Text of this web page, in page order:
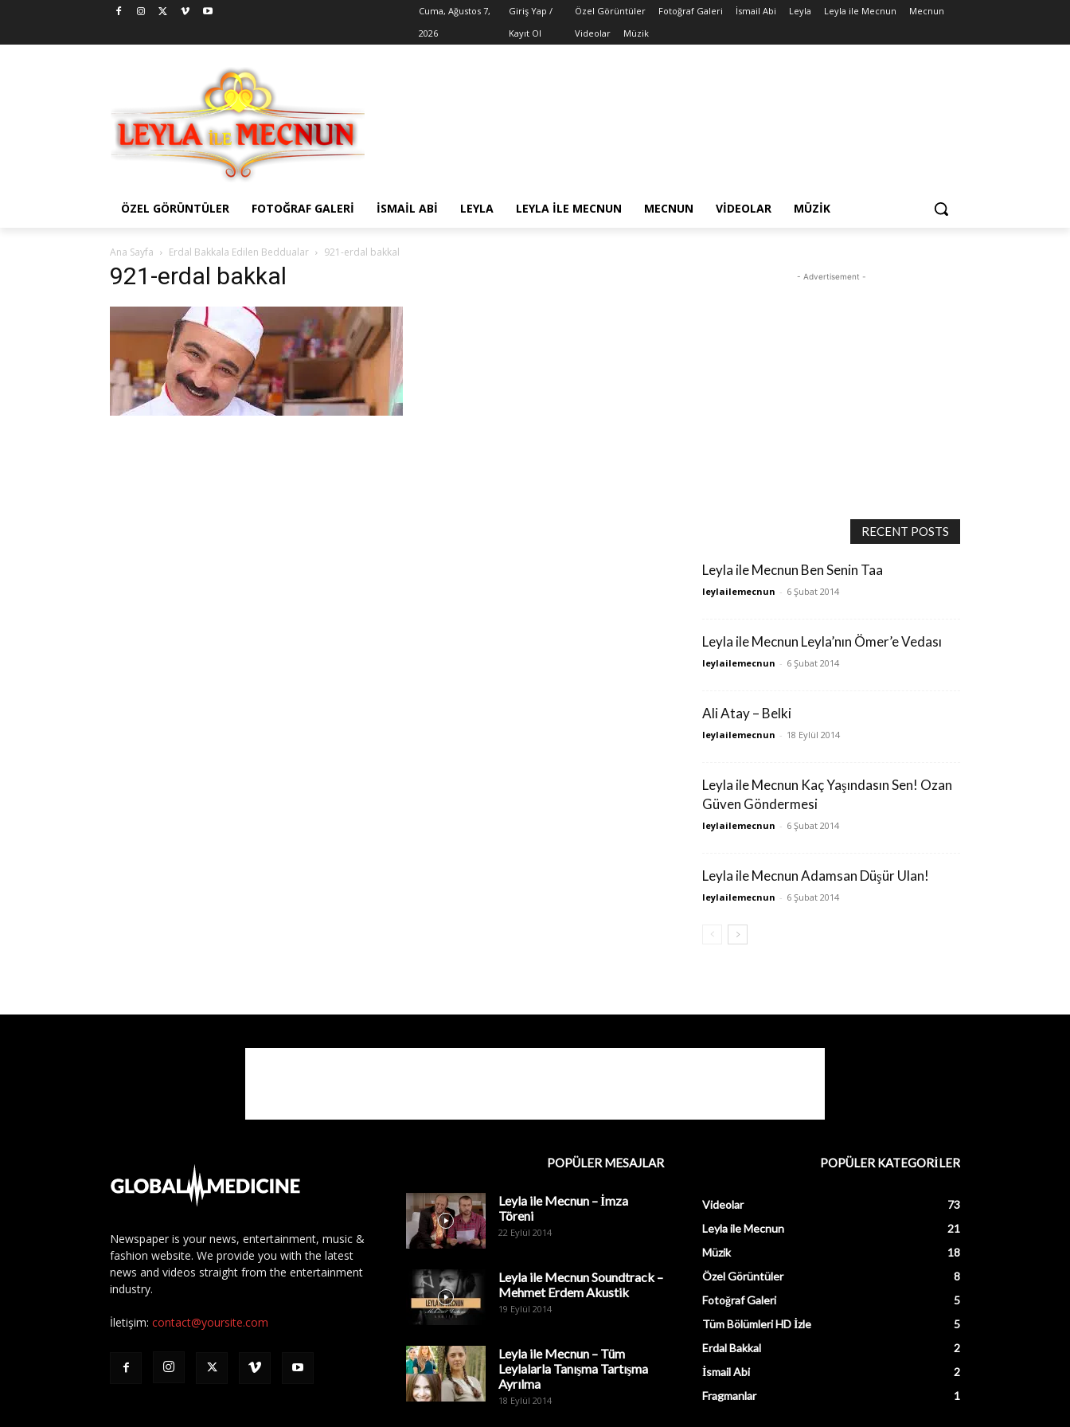
Cuma, Ağustos 7,
2026
Giriş Yap /
Kayıt Ol
Özel Görüntüler Fotoğraf Galeri İsmail Abi Leyla Leyla ile Mecnun
Mecnun
Videolar
Müzik
ÖZEL GÖRÜNTÜLER FOTOĞRAF GALERI İSMAIL ABI LEYLA LEYLA ILE MECNUN MECNUN VIDEOLAR MÜZIK
Ana Sayfa Erdal Bakkala Edilen Beddualar 921-erdal bakkal
921-erdal bakkal - Advertisement -
RECENT POSTS
Leyla ile Mecnun Ben Senin Taa
leylailemecnun - 6 Şubat 2014
Leyla ile Mecnun Leyla’nın Ömer’e Vedası
leylailemecnun - 6 Şubat 2014
Ali Atay – Belki
leylailemecnun - 18 Eylül 2014
Leyla ile Mecnun Kaç Yaşındasın Sen! Ozan
Güven Göndermesi
leylailemecnun - 6 Şubat 2014
Leyla ile Mecnun Adamsan Düşür Ulan!
leylailemecnun - 6 Şubat 2014
Newspaper is your news, entertainment, music &
fashion website. We provide you with the latest
news and videos straight from the entertainment
industry.
İletişim: contact@yoursite.com
POPÜLER MESAJLAR
Leyla ile Mecnun – İmza
Töreni
22 Eylül 2014
Leyla ile Mecnun Soundtrack –
Mehmet Erdem Akustik
19 Eylül 2014
Leyla ile Mecnun – Tüm
Leylalarla Tanışma Tartışma
Ayrılma
18 Eylül 2014
POPÜLER KATEGORİLER
Videolar
73
Leyla ile Mecnun
21
Müzik
18
Özel Görüntüler
8
Fotoğraf Galeri
5
Tüm Bölümleri HD İzle
5
Erdal Bakkal
2
İsmail Abi
2
Fragmanlar
1